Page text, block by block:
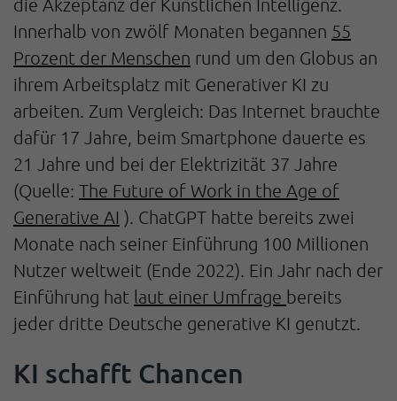
Innerhalb von zwölf Monaten begannen 55
Prozent der Menschen rund um den Globus an
ihrem Arbeitsplatz mit Generativer KI zu
arbeiten. Zum Vergleich: Das Internet brauchte
dafür 17 Jahre, beim Smartphone dauerte es
21 Jahre und bei der Elektrizität 37 Jahre
(Quelle: The Future of Work in the Age of
Generative AI ). ChatGPT hatte bereits zwei
Monate nach seiner Einführung 100 Millionen
Nutzer weltweit (Ende 2022). Ein Jahr nach der
Einführung hat laut einer Umfrage bereits
jeder dritte Deutsche generative KI genutzt.
KI schafft Chancen